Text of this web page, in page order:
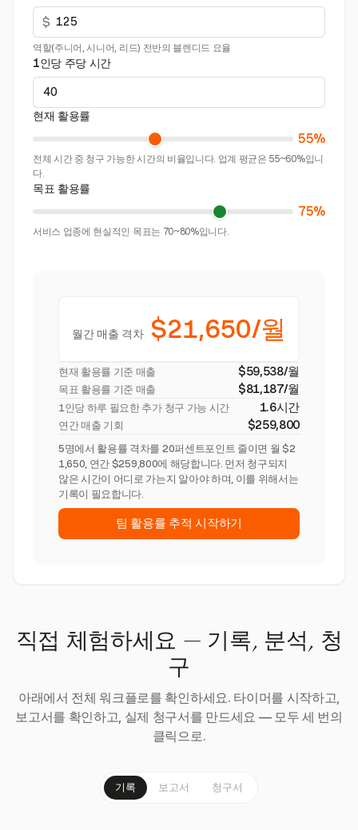
$
역할(주니어, 시니어, 리드) 전반의 블렌디드 요율
1인당 주당 시간
현재 활용률
55%
전체 시간 중 청구 가능한 시간의 비율입니다. 업계 평균은 55~60%입니
다.
목표 활용률
75%
서비스 업종에 현실적인 목표는 70~80%입니다.
월간 매출 격차 $21,650/월
현재 활용률 기준 매출 $59,538/월
목표 활용률 기준 매출 $81,187/월
1인당 하루 필요한 추가 청구 가능 시간 1.6시간
연간 매출 기회 $259,800
5명에서 활용률 격차를 20퍼센트포인트 줄이면 월 $2
1,650, 연간 $259,800에 해당합니다. 먼저 청구되지
않은 시간이 어디로 가는지 알아야 하며, 이를 위해서는
기록이 필요합니다.
팀 활용률 추적 시작하기
직접 체험하세요 — 기록, 분석, 청
구
아래에서 전체 워크플로를 확인하세요. 타이머를 시작하고,
보고서를 확인하고, 실제 청구서를 만드세요 — 모두 세 번의
클릭으로.
기록 보고서 청구서